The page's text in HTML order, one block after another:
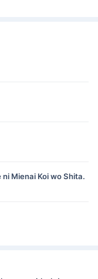
Mienai Koi wo Shita.